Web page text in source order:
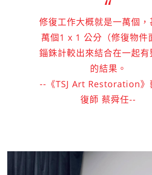
修復工作大概就是一萬個，
萬個1 x 1 公分（修復物件
錙銖計較出來結合在一起有
的結果。
--《TSJ Art Restoration》
復師 蔡舜任--